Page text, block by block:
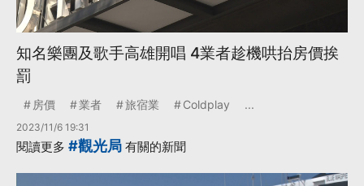
知名樂團及歌手高雄開唱 4業者趁機哄抬房價挨
罰
房價 業者 旅宿業 Coldplay ...
2023/11/6 19:31
閱讀更多 #觀光局 有關的新聞